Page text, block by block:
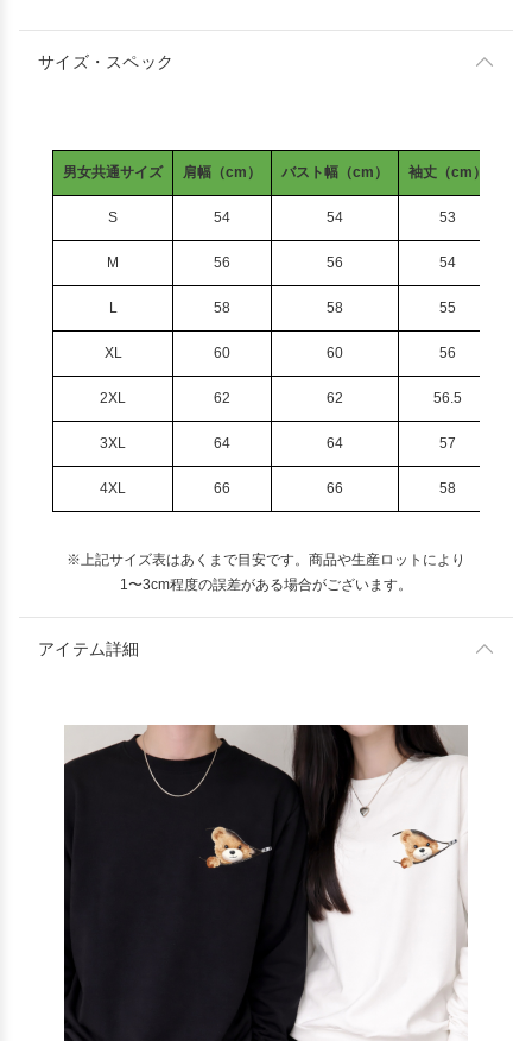
サイズ・スペック
男女共通サイズ 肩幅（cm） バスト幅（cm） 袖丈（cm）
S 54 54 53
M 56 56 54
L 58 58 55
XL 60 60 56
2XL 62 62 56.5
3XL 64 64 57
4XL 66 66 58
※上記サイズ表はあくまで目安です。商品や生産ロットにより
1〜3cm程度の誤差がある場合がございます。
アイテム詳細